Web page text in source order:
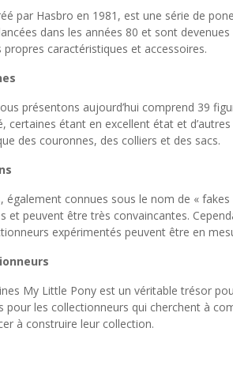
par Hasbro en 1981, est une série de
dans les années 80 et sont
propres caractéristiques et accessoires.
présentons aujourd’hui comprend 39
certaines étant en excellent état et
des couronnes, des colliers et des sacs.
également connues sous le nom de «
et peuvent être très convaincantes.
expérimentés peuvent être en
My Little Pony est un véritable trésor
pour les collectionneurs qui cherchent à
à construire leur collection.